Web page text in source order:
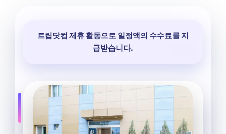
트립닷컴 제휴 활동으로 일정액의 수수료를 지
급받습니다.